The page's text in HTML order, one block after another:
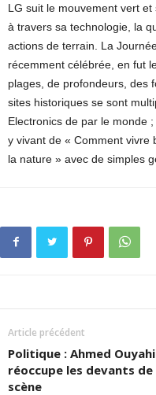
LG suit le mouvement vert et
à travers sa technologie, la
actions de terrain. La
récemment célébrée, en fut
plages, de profondeurs, des
sites historiques se sont
Electronics de par le monde
y vivant de « Comment vivre
la nature » avec de simples
Article précédent
Politique : Ahmed
réoccupe les devants de
scène